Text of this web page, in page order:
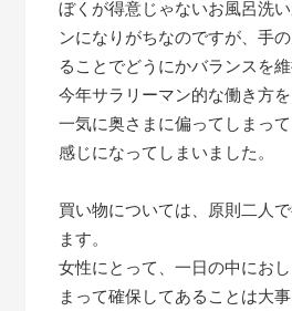
ぼくが得意じゃないお風呂洗
ンになりがちなのですが、手
ることでどうにかバランスを維
今年サラリーマン的な働き方
一気に奥さまに偏ってしまっ
感じになってしまいました。
買い物については、原則二人
ます。
女性にとって、一日の中にお
まって確保してあることは大